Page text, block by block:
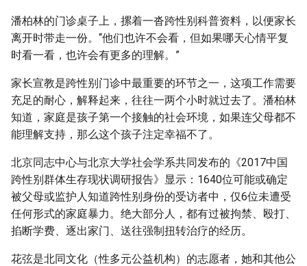
潘柏林的门诊桌子上，摞着一沓跨性别科普资料，以便家长
离开时带走一份。“他们也许不会看，但如果哪天心情平复
时看一看，也许会有更多的理解。”
家长宣教是跨性别门诊中最重要的环节之一，这项工作需要
充足的耐心，解释起来，往往一两个小时就过去了。潘柏林
知道，家庭是孩子第一个接触的社会环境，如果连父母都不
能理解支持，那么这个孩子注定幸福不了。
北京同志中心与北京大学社会学系共同发布的《2017中国
跨性别群体生存现状调研报告》显示：1640位可能或确定
被父母或监护人知道跨性别身份的受访者中，仅6位未遭受
任何形式的家庭暴力。绝大部分人，都有过被拘禁、殴打、
掐断学费、逐出家门、送往强制扭转治疗的经历。
花弦是北同文化（性多元公益机构）的志愿者，她和其他公